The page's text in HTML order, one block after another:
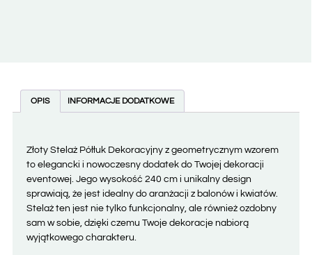
OPIS INFORMACJE DODATKOWE
Złoty Stelaż Półłuk Dekoracyjny z geometrycznym wzorem
to elegancki i nowoczesny dodatek do Twojej dekoracji
eventowej. Jego wysokość 240 cm i unikalny design
sprawiają, że jest idealny do aranżacji z balonów i kwiatów.
Stelaż ten jest nie tylko funkcjonalny, ale również ozdobny
sam w sobie, dzięki czemu Twoje dekoracje nabiorą
wyjątkowego charakteru.